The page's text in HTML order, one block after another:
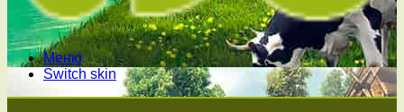
Меню
Switch skin